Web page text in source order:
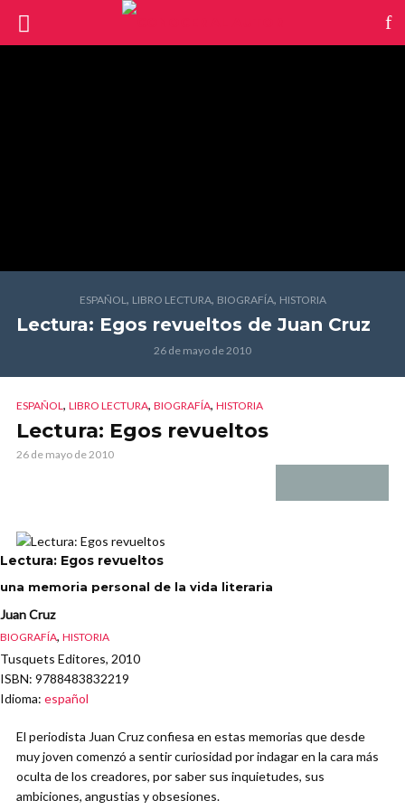
ESPAÑOL, LIBRO LECTURA, BIOGRAFÍA, HISTORIA
Lectura: Egos revueltos de Juan Cruz
26 de mayo de 2010
ESPAÑOL, LIBRO LECTURA, BIOGRAFÍA, HISTORIA
Lectura: Egos revueltos
26 de mayo de 2010
Lectura: Egos revueltos
una memoria personal de la vida literaria
Juan Cruz
BIOGRAFÍA, HISTORIA
Tusquets Editores, 2010
ISBN: 9788483832219
Idioma: español
El periodista Juan Cruz confiesa en estas memorias que desde
muy joven comenzó a sentir curiosidad por indagar en la cara más
oculta de los creadores, por saber sus inquietudes, sus
ambiciones, angustias y obsesiones.